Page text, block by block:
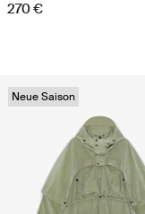
270 €
Neue Saison